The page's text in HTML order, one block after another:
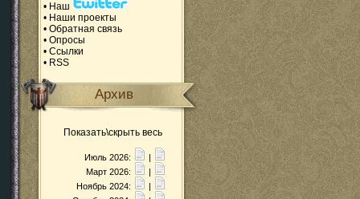
• Наш
• Наши проекты
• Обратная связь
• Опросы
• Ссылки
• RSS
Архив
Показать\скрыть весь
Июль 2026:
|
Март 2026:
|
Ноябрь 2024:
|